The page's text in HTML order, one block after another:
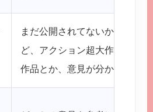
まだ公開されてないから具体
ど、アクション超大作とか、
作品とか、意見が分かれやす